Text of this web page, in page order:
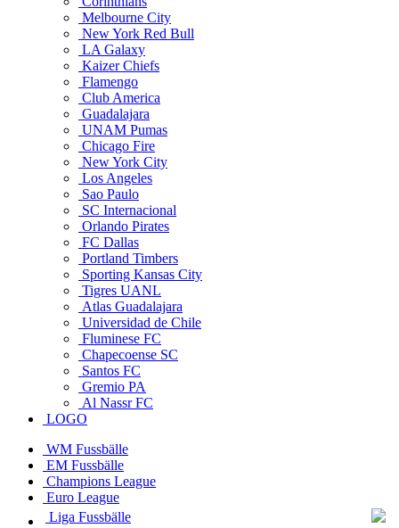
Melbourne City
New York Red Bull
LA Galaxy
Kaizer Chiefs
Flamengo
Club America
Guadalajara
UNAM Pumas
Chicago Fire
New York City
Los Angeles
Sao Paulo
SC Internacional
Orlando Pirates
FC Dallas
Portland Timbers
Sporting Kansas City
Tigres UANL
Atlas Guadalajara
Universidad de Chile
Fluminese FC
Chapecoense SC
Santos FC
Gremio PA
Al Nassr FC
LOGO
WM Fussbälle
EM Fussbälle
Champions League
Euro League
Liga Fussbälle